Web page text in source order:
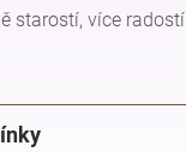
starostí, více radostí